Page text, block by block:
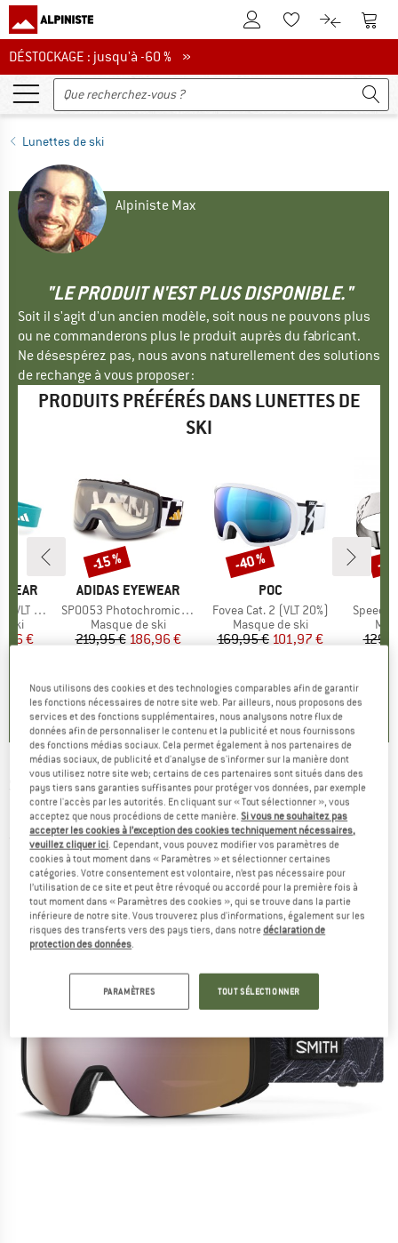
Vers le compte client
Vers la liste
Vers le
DÉSTOCKAGE : jusqu'à -60 %
DÉSTOCKAGE : jusqu'à -60 % »
Lunettes de ski
Alpiniste Max
"LE PRODUIT N'EST PLUS DISPONIBLE."
Soit il s'agit d'un ancien modèle, soit nous ne pouvons plus
ou ne commanderons plus le produit auprès du fabricant.
Ne désespérez pas, nous avons naturellement des solutions
de rechange à vous proposer :
PRODUITS PRÉFÉRÉS DANS LUNETTES DE
SKI
11%)
ski
réduit
€
MARQUE
ADIDAS EYEWEAR
Article
SP0053 Photochromic Mirror Cat. 1-4
Product group
Masque de ski
Prix
219,95 € Prix réduit
186,96 €
0,0(0)
Remise
-15 %
MARQUE
POC
Article
Fovea Cat. 2 (VLT 20%)
Product group
Masque de ski
Prix
169,95 € Prix réduit
101,97 €
0,0(0)
Remise
-40 %
Article
Speed
-
SMITH -4D MAG S ChromaPop S2+S1 (VLT
23+50%) - Masque de ski
(0)
Nous utilisons des cookies et des technologies comparables afin de garantir
les fonctions nécessaires de notre site web. Par ailleurs, nous proposons des
services et des fonctions supplémentaires, nous analysons notre flux de
données afin de personnaliser le contenu et la publicité et nous fournissons
des fonctions médias sociaux. Cela permet également à nos partenaires de
médias sociaux, de publicité et d'analyse de s'informer sur la manière dont
vous utilisez notre site web; certains de ces partenaires sont situés dans des
pays tiers sans garanties suffisantes pour protéger vos données, par exemple
contre l'accès par les autorités. En cliquant sur « Tout sélectionner », vous
acceptez que nous procédions de cette manière.Si vous ne souhaitez pas
accepter les cookies à l’exception des cookies techniquement nécessaires,
veuillez cliquer ici. Cependant, vous pouvez modifier vos paramètres de
cookies à tout moment dans « Paramètres » et sélectionner certaines
catégories. Votre consentement est volontaire, n’est pas nécessaire pour
l’utilisation de ce site et peut être révoqué ou accordé pour la première fois à
tout moment dans « Paramètres des cookies », qui se trouve dans la partie
inférieure de notre site. Vous trouverez plus d'informations, également sur les
risques des transferts vers des pays tiers, dans notredéclaration de
protection des données.
PARAMÈTRES TOUT SÉLECTIONNER